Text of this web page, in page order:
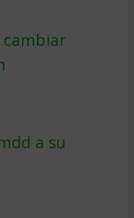
cambiar
a su